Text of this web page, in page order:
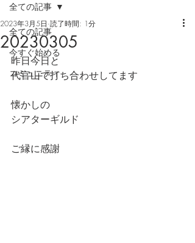
全ての記事
今すぐ始める
コミュニティ
全ての記事
20230305
2023年3月5日 読了時間: 1分
昨日今日と
代官山で打ち合わせしてます
懐かしの
シアターギルド
ご縁に感謝